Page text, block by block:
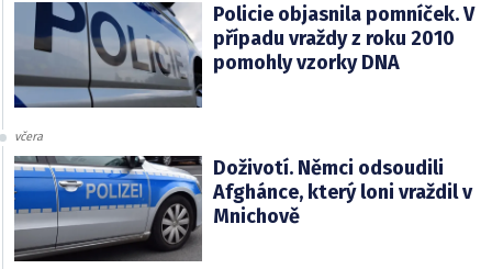
Policie objasnila pomníček. V
případu vraždy z roku 2010
pomohly vzorky DNA
včera
Doživotí. Němci odsoudili
Afghánce, který loni vraždil v
Mnichově